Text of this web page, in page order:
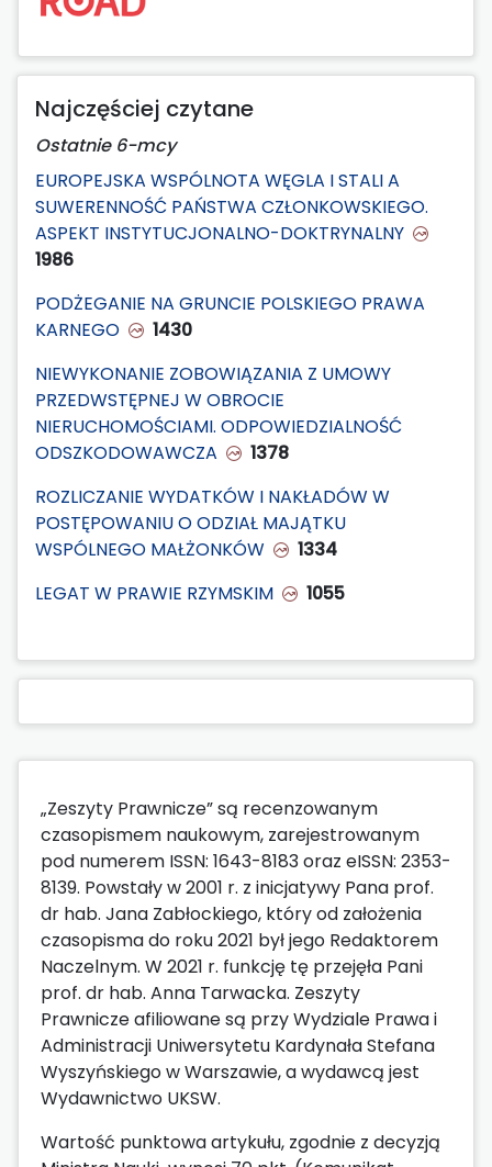
Najczęściej czytane
Ostatnie 6-mcy
EUROPEJSKA WSPÓLNOTA WĘGLA I STALI A
SUWERENNOŚĆ PAŃSTWA CZŁONKOWSKIEGO.
ASPEKT INSTYTUCJONALNO-DOKTRYNALNY
1986
PODŻEGANIE NA GRUNCIE POLSKIEGO PRAWA
KARNEGO
1430
NIEWYKONANIE ZOBOWIĄZANIA Z UMOWY
PRZEDWSTĘPNEJ W OBROCIE
NIERUCHOMOŚCIAMI. ODPOWIEDZIALNOŚĆ
ODSZKODOWAWCZA
1378
ROZLICZANIE WYDATKÓW I NAKŁADÓW W
POSTĘPOWANIU O ODZIAŁ MAJĄTKU
WSPÓLNEGO MAŁŻONKÓW
1334
LEGAT W PRAWIE RZYMSKIM
1055
„Zeszyty Prawnicze” są recenzowanym
czasopismem naukowym, zarejestrowanym
pod numerem ISSN: 1643-8183 oraz eISSN: 2353-
8139. Powstały w 2001 r. z inicjatywy Pana prof.
dr hab. Jana Zabłockiego, który od założenia
czasopisma do roku 2021 był jego Redaktorem
Naczelnym. W 2021 r. funkcję tę przejęła Pani
prof. dr hab. Anna Tarwacka. Zeszyty
Prawnicze afiliowane są przy Wydziale Prawa i
Administracji Uniwersytetu Kardynała Stefana
Wyszyńskiego w Warszawie, a wydawcą jest
Wydawnictwo UKSW.
Wartość punktowa artykułu, zgodnie z decyzją